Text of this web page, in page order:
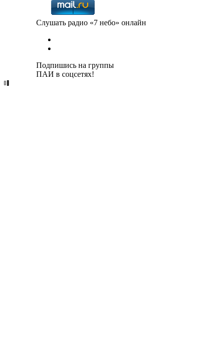
Слушать радио «7 небо» онлайн
Подпишись на группы
ПАИ в соцсетях!